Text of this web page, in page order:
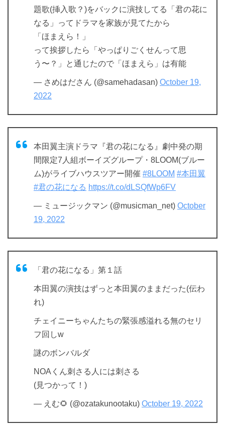
題歌(挿入歌？)をバックに演技してる「君の花に
なる」ってドラマを家族が見てたから
「ほまえら！」
って挨拶したら「やっぱりごくせんって思
う〜？」と通じたので「ほまえら」は有能
— さめはださん (@samehadasan) October 19,
2022
本田翼主演ドラマ『君の花になる』劇中発の期
間限定7人組ボーイズグループ・8LOOM(ブルー
ム)がライブハウスツアー開催 #8LOOM #本田翼
#君の花になる https://t.co/dLSQfWp6FV
— ミュージックマン (@musicman_net) October
19, 2022
「君の花になる」第１話
本田翼の演技はずっと本田翼のままだった(伝わ
れ)
チェイニーちゃんたちの緊張感溢れる無のセリ
フ回しw
謎のボンバルダ
NOAくん刺さる人には刺さる
(見つかって！)
— えむ🌻 (@ozatakunootaku) October 19, 2022